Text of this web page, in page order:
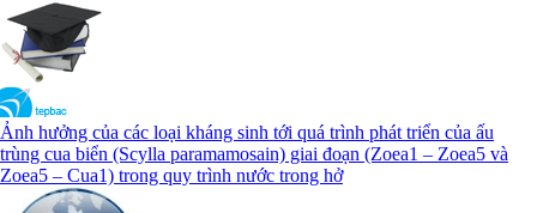
Ảnh hưởng của các loại kháng sinh tới quá trình phát triển của ấu
trùng cua biển (Scylla paramamosain) giai đoạn (Zoea1 – Zoea5 và
Zoea5 – Cua1) trong quy trình nước trong hở